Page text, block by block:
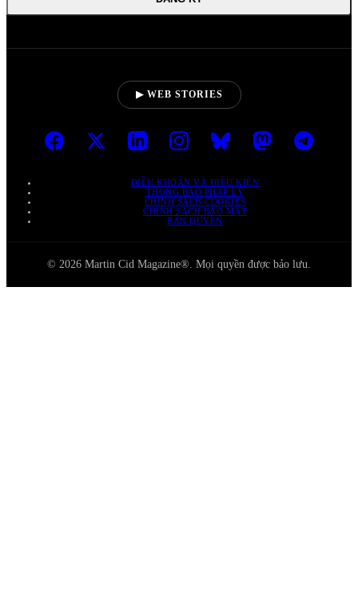
▶ WEB STORIES
ĐIỀU KHOẢN VÀ ĐIỀU KIỆN
THÔNG BÁO PHÁP LÝ
CHÍNH SÁCH COOKIES
CHÍNH SÁCH BẢO MẬT
BẢN QUYỀN
© 2026 Martin Cid Magazine®. Mọi quyền được bảo lưu.